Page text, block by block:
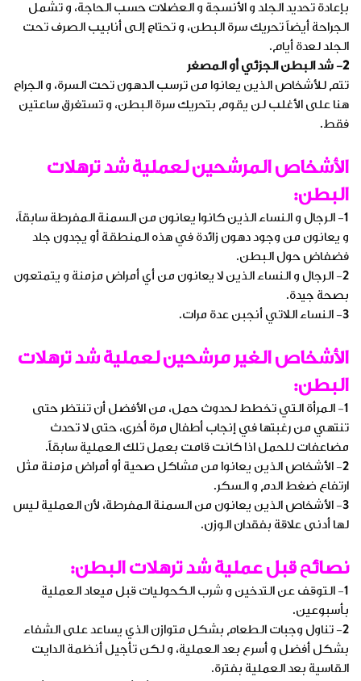
بإعادة تحديد الجلد و الأنسجة و العضلات حسب الحاجة، و تشمل
الجراحة أيضاً تحريك سرة البطن، و تحتاج إلى أنابيب الصرف تحت
الجلد لعدة أيام.
2- شد البطن الجزئي أو المصغر
تتم للأشخاص الذين يعانوا من ترسب الدهون تحت السرة، و الجراح
هنا على الأغلب لن يقوم بتحريك سرة البطن، و تستغرق ساعتين
فقط.
الأشخاص المرشحين لعملية شد ترهلات
البطن:
1- الرجال و النساء الذين كانوا يعانون من السمنة المفرطة سابقاً،
و يعانون من وجود دهون زائدة في هذه المنطقة أو يجدون جلد
فضفاض حول البطن.
2- الرجال و النساء الذين لا يعانون من أي أمراض مزمنة و يتمتعون
بصحة جيدة.
3- النساء اللاتي أنجبن عدة مرات.
الأشخاص الغير مرشحين لعملية شد ترهلات
البطن:
1- المرأة التي تخطط لحدوث حمل، من الأفضل أن تنتظر حتى
تنتهي من رغبتها في إنجاب أطفال مرة أخرى، حتى لا تحدث
مضاعفات للحمل اذا كانت قامت بعمل تلك العملية سابقاً.
2- الأشخاص الذين يعانوا من مشاكل صحية أو أمراض مزمنة مثل
ارتفاع ضغط الدم و السكر.
3- الأشخاص الذين يعانون من السمنة المفرطة، لأن العملية ليس
لها أدنى علاقة بفقدان الوزن.
نصائح قبل عملية شد ترهلات البطن:
1- التوقف عن التدخين و شرب الكحوليات قبل ميعاد العملية
بأسبوعين.
2- تناول وجبات الطعام بشكل متوازن الذي يساعد على الشفاء
بشكل أفضل و أسرع بعد العملية، و لكن تأجيل أنظمة الدايت
القاسية بعد العملية بفترة.